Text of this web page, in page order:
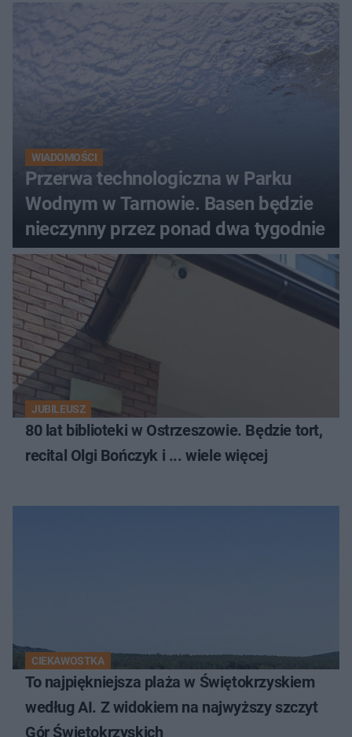
WIADOMOŚCI
Przerwa technologiczna w Parku
Wodnym w Tarnowie. Basen będzie
nieczynny przez ponad dwa tygodnie
JUBILEUSZ
80 lat biblioteki w Ostrzeszowie. Będzie tort,
recital Olgi Bończyk i ... wiele więcej
CIEKAWOSTKA
To najpiękniejsza plaża w Świętokrzyskiem
według AI. Z widokiem na najwyższy szczyt
Gór Świętokrzyskich